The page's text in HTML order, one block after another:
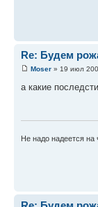
Re: Будем
Moser » 19 июл
а какие
Не надо надеется на